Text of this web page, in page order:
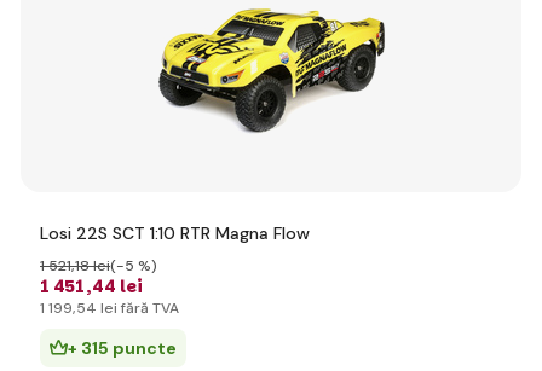
Losi 22S SCT 1:10 RTR Magna Flow
1 451,44 lei
1 521,18 lei(-5 %)
1 199,54 lei fără TVA
+ 315 puncte